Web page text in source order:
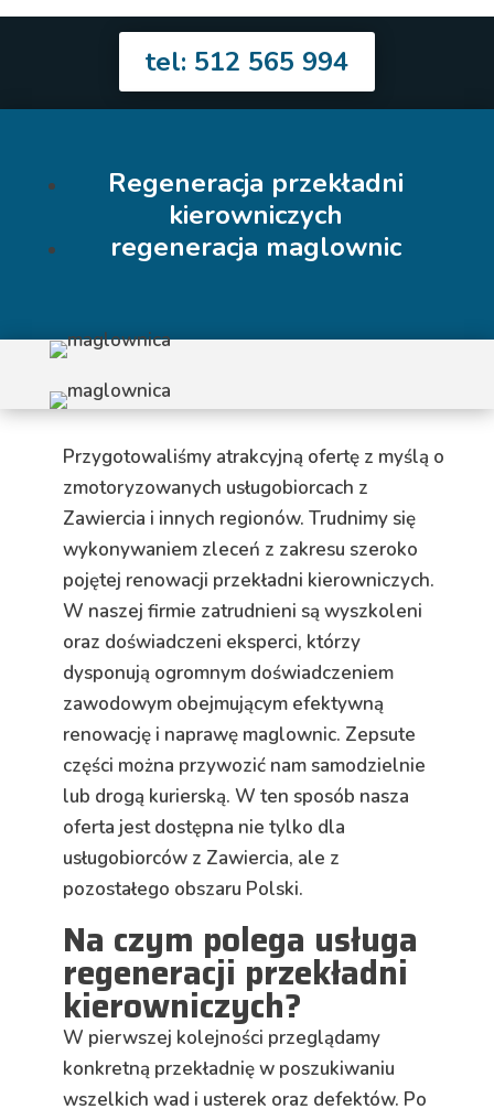
tel: 512 565 994
Regeneracja przekładni
kierowniczych
regeneracja maglownic
Przygotowaliśmy atrakcyjną ofertę z myślą o
zmotoryzowanych usługobiorcach z
Zawiercia i innych regionów. Trudnimy się
wykonywaniem zleceń z zakresu szeroko
pojętej renowacji przekładni kierowniczych.
W naszej firmie zatrudnieni są wyszkoleni
oraz doświadczeni eksperci, którzy
dysponują ogromnym doświadczeniem
zawodowym obejmującym efektywną
renowację i naprawę maglownic. Zepsute
części można przywozić nam samodzielnie
lub drogą kurierską. W ten sposób nasza
oferta jest dostępna nie tylko dla
usługobiorców z Zawiercia, ale z
pozostałego obszaru Polski.
Na czym polega usługa
regeneracji przekładni
kierowniczych?
W pierwszej kolejności przeglądamy
konkretną przekładnię w poszukiwaniu
wszelkich wad i usterek oraz defektów. Po